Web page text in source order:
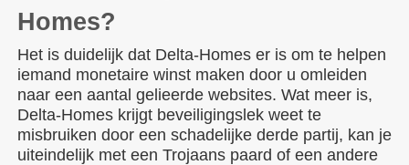
Homes?
Het is duidelijk dat Delta-Homes er is om te helpen
iemand monetaire winst maken door u omleiden
naar een aantal gelieerde websites. Wat meer is,
Delta-Homes krijgt beveiligingslek weet te
misbruiken door een schadelijke derde partij, kan je
uiteindelijk met een Trojaans paard of een andere